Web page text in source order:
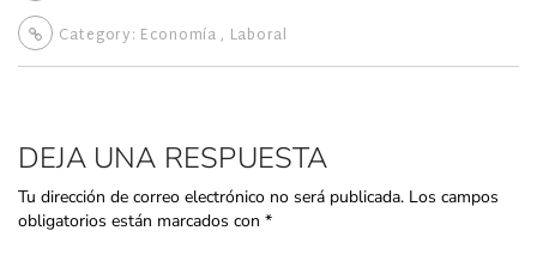
Category: Economía, Laboral
DEJA UNA RESPUESTA
Tu dirección de correo electrónico no será publicada. Los campos
obligatorios están marcados con *